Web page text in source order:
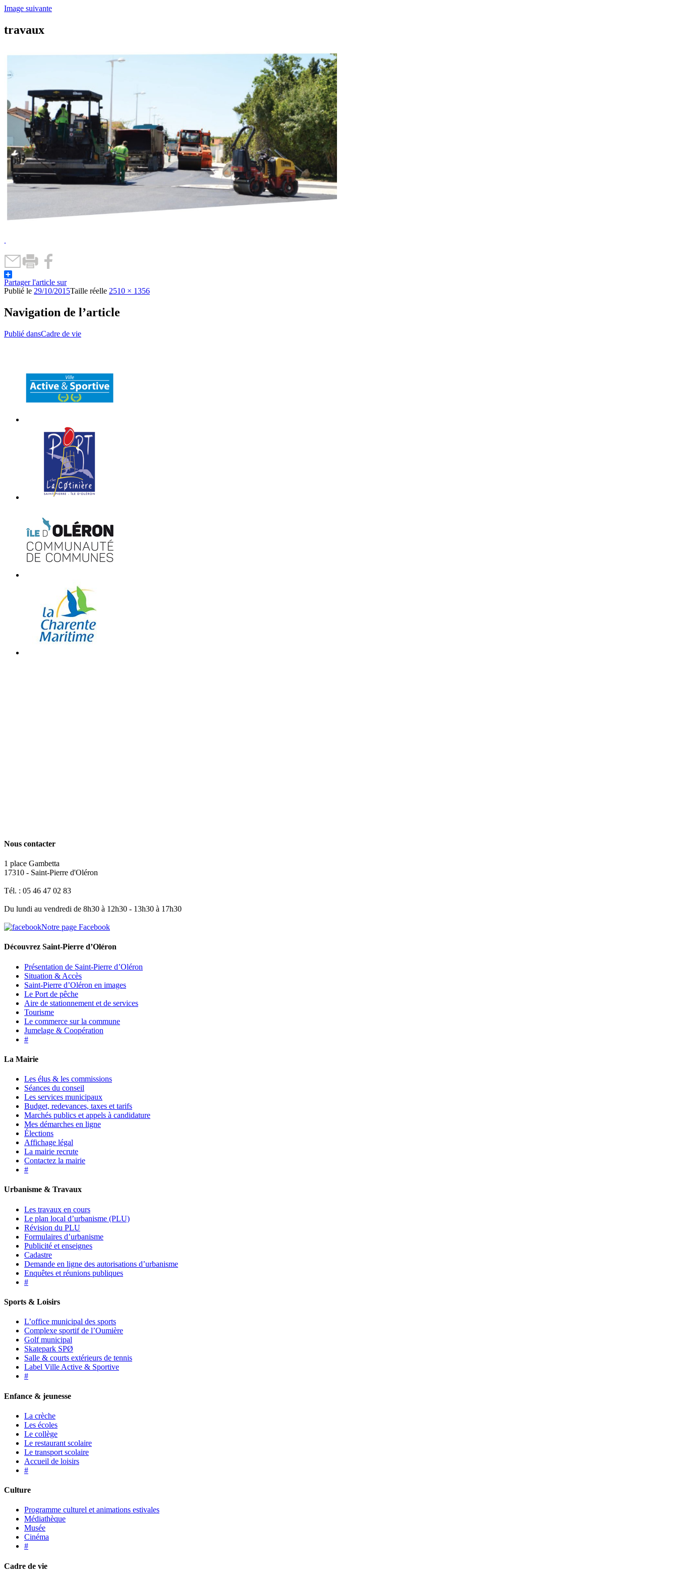
Image suivante
travaux
.
Partager l'article sur
Publié le 29/10/2015Taille réelle 2510 × 1356
Navigation de l’article
Publié dansCadre de vie
Nous contacter
1 place Gambetta
17310 - Saint-Pierre d'Oléron
Tél. : 05 46 47 02 83
Du lundi au vendredi de 8h30 à 12h30 - 13h30 à 17h30
Notre page Facebook
Découvrez Saint-Pierre d’Oléron
Présentation de Saint-Pierre d’Oléron
Situation & Accès
Saint-Pierre d’Oléron en images
Le Port de pêche
Aire de stationnement et de services
Tourisme
Le commerce sur la commune
Jumelage & Coopération
#
La Mairie
Les élus & les commissions
Séances du conseil
Les services municipaux
Budget, redevances, taxes et tarifs
Marchés publics et appels à candidature
Mes démarches en ligne
Élections
Affichage légal
La mairie recrute
Contactez la mairie
#
Urbanisme & Travaux
Les travaux en cours
Le plan local d’urbanisme (PLU)
Révision du PLU
Formulaires d’urbanisme
Publicité et enseignes
Cadastre
Demande en ligne des autorisations d’urbanisme
Enquêtes et réunions publiques
#
Sports & Loisirs
L’office municipal des sports
Complexe sportif de l’Oumière
Golf municipal
Skatepark SPØ
Salle & courts extérieurs de tennis
Label Ville Active & Sportive
#
Enfance & jeunesse
La crèche
Les écoles
Le collège
Le restaurant scolaire
Le transport scolaire
Accueil de loisirs
#
Culture
Programme culturel et animations estivales
Médiathèque
Musée
Cinéma
#
Cadre de vie